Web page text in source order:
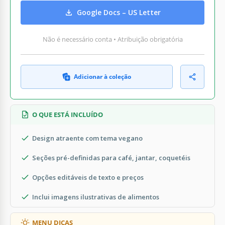
Google Docs – US Letter
Não é necessário conta • Atribuição obrigatória
Adicionar à coleção
O QUE ESTÁ INCLUÍDO
Design atraente com tema vegano
Seções pré-definidas para café, jantar, coquetéis
Opções editáveis de texto e preços
Inclui imagens ilustrativas de alimentos
MENU DICAS